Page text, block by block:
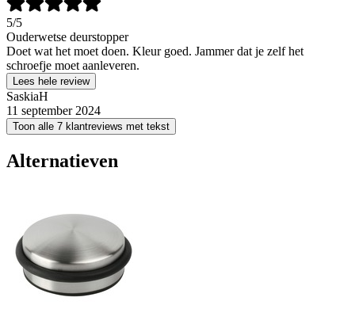
5/5
Ouderwetse deurstopper
Doet wat het moet doen. Kleur goed. Jammer dat je zelf het
schroefje moet aanleveren.
Lees hele review
SaskiaH
11 september 2024
Toon alle 7 klantreviews met tekst
Alternatieven